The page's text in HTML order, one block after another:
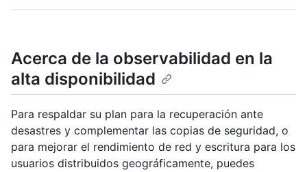
Acerca de la observabilidad en la
alta disponibilidad
Para respaldar su plan para la recuperación ante
desastres y complementar las copias de seguridad, o
para mejorar el rendimiento de red y escritura para los
usuarios distribuidos geográficamente, puedes